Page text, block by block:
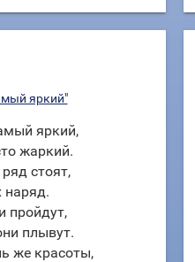
яркий"
яркий,
жаркий.
стоят,
пройдут,
плывут.
же красоты,